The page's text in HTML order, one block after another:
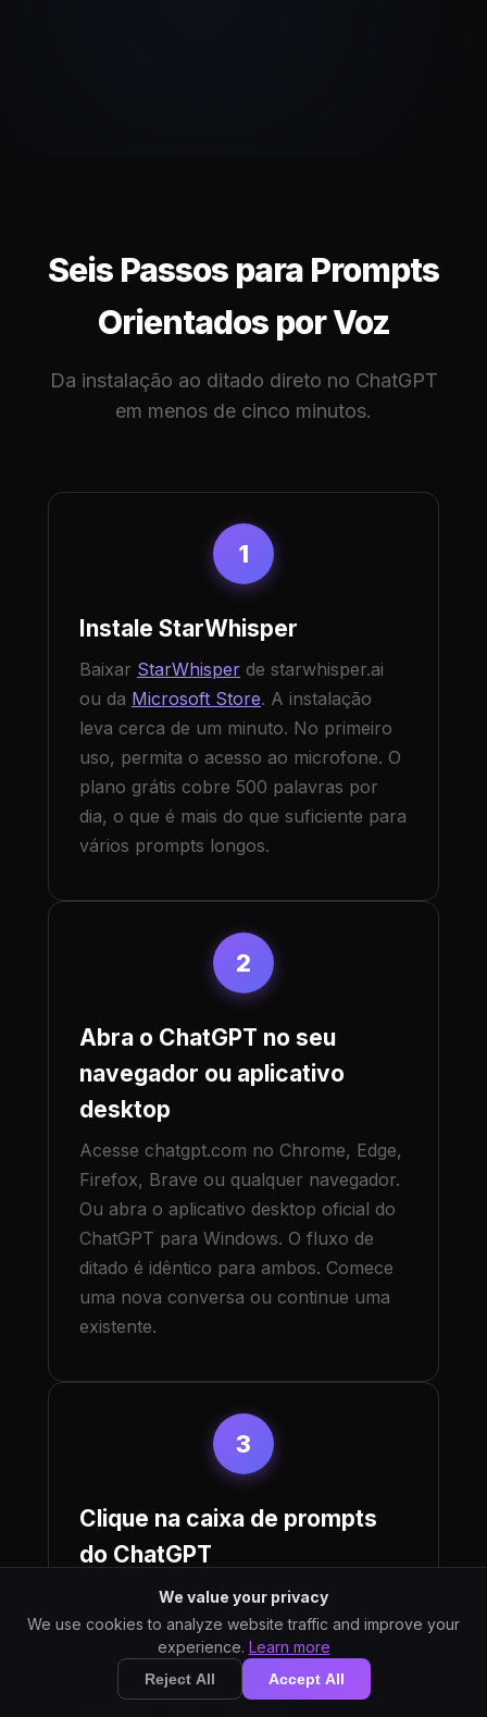
Seis Passos para Prompts
Orientados por Voz
Da instalação ao ditado direto no ChatGPT
em menos de cinco minutos.
1
Instale StarWhisper
Baixar StarWhisper de starwhisper.ai
ou da Microsoft Store. A instalação
leva cerca de um minuto. No primeiro
uso, permita o acesso ao microfone. O
plano grátis cobre 500 palavras por
dia, o que é mais do que suficiente para
vários prompts longos.
2
Abra o ChatGPT no seu
navegador ou aplicativo
desktop
Acesse chatgpt.com no Chrome, Edge,
Firefox, Brave ou qualquer navegador.
Ou abra o aplicativo desktop oficial do
ChatGPT para Windows. O fluxo de
ditado é idêntico para ambos. Comece
uma nova conversa ou continue uma
existente.
3
Clique na caixa de prompts
do ChatGPT
Posicione o cursor no campo de
entrada de texto da mensagem na
parte inferior da conversa. Este é o
campo rotulado como "Pergunte
We value your privacy
We use cookies to analyze website traffic and improve your
experience. Learn more
Reject All Accept All